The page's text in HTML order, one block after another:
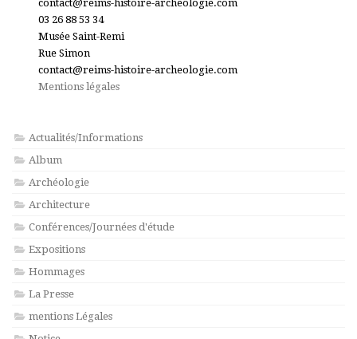
contact@reims-histoire-archeologie.com
03 26 88 53 34
Musée Saint-Remi
Rue Simon
contact@reims-histoire-archeologie.com
Mentions légales
Actualités/Informations
Album
Archéologie
Architecture
Conférences/Journées d'étude
Expositions
Hommages
La Presse
mentions Légales